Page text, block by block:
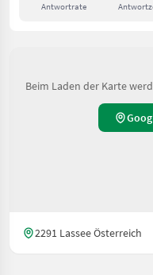
Antwortrate
Beim Laden der Karte
2291 Lassee Österreich